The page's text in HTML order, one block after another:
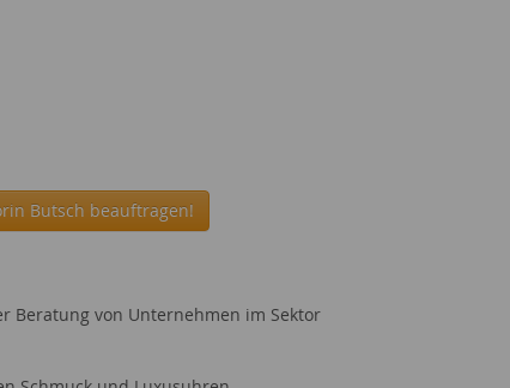
Butsch beauftragen!
Beratung von Unternehmen im Sektor